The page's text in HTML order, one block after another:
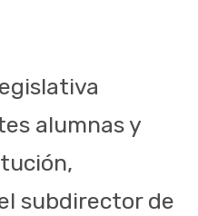
alumnas y
subdirector de